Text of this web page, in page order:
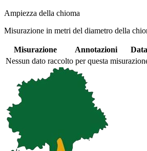
Ampiezza della chioma
Misurazione in metri del diametro della
Misurazione Annotazioni
Data
Nessun dato raccolto per questa